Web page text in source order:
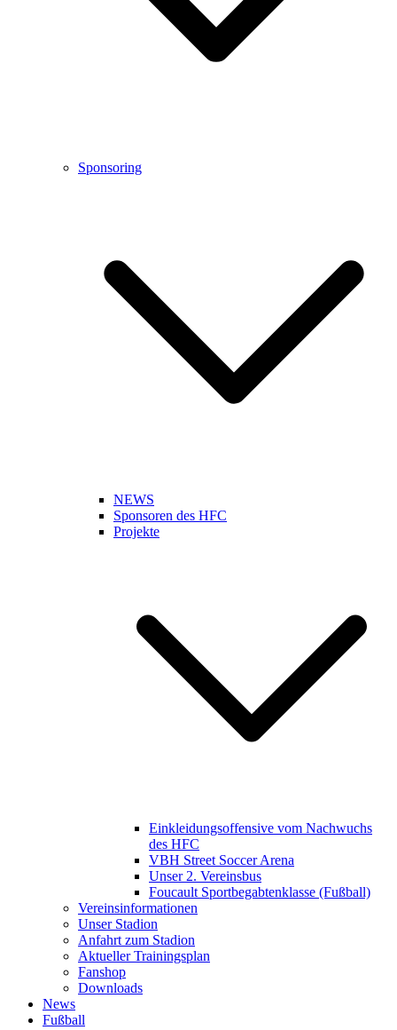
Sponsoring
NEWS
Sponsoren des HFC
Projekte
Einkleidungsoffensive vom Nachwuchs
des HFC
VBH Street Soccer Arena
Unser 2. Vereinsbus
Foucault Sportbegabtenklasse (Fußball)
Vereinsinformationen
Unser Stadion
Anfahrt zum Stadion
Aktueller Trainingsplan
Fanshop
Downloads
News
Fußball